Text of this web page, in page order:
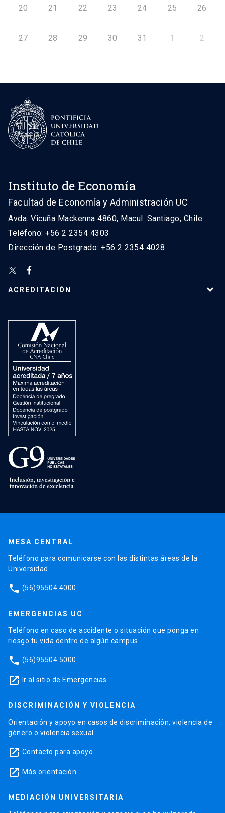
20 21 22 23 24 25 26
27 28 29 30 31 1 2
Instituto de Economía
Facultad de Economía y Administración UC
Avda. Vicuña Mackenna 4860, Macul. Santiago, Chile
Teléfono: +56 2 2354 4303
Dirección de Postgrado: +56 2 2354 4028
ACREDITACIÓN
MESA CENTRAL
Teléfono para comunicarse con las distintas áreas de la
Universidad.
phone (56)95504 4000
EMERGENCIAS UC
Teléfono en caso de accidente o situación que ponga en
riesgo tu vida dentro de algún campus.
phone (56)95504 5000
launch Ir al sitio de Emergencias
DISCRIMINACIÓN Y VIOLENCIA
Orientación y apoyo en casos de discriminación, violencia de
género o violencia sexual.
launch Contacto para apoyo
launch Más orientación
MEDIACIÓN UNIVERSITARIA